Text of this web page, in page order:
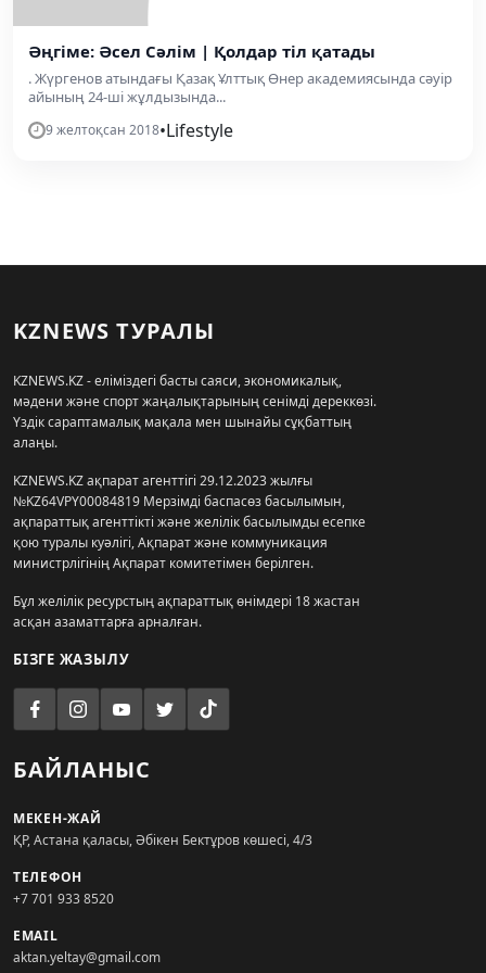
Әңгіме: Әсел Сәлім | Қолдар тіл қатады
. Жүргенов атындағы Қазақ Ұлттық Өнер академиясында сәуір
айының 24-ші жұлдызында...
9 желтоқсан 2018•Lifestyle
KZNEWS ТУРАЛЫ
KZNEWS.KZ - еліміздегі басты саяси, экономикалық,
мәдени және спорт жаңалықтарының сенімді дереккөзі.
Үздік сараптамалық мақала мен шынайы сұқбаттың
алаңы.
KZNEWS.KZ ақпарат агенттігі 29.12.2023 жылғы
№KZ64VPY00084819 Мерзімді баспасөз басылымын,
ақпараттық агенттікті және желілік басылымды есепке
қою туралы куәлігі, Ақпарат және коммуникация
министрлігінің Ақпарат комитетімен берілген.
Бұл желілік ресурстың ақпараттық өнімдері 18 жастан
асқан азаматтарға арналған.
БІЗГЕ ЖАЗЫЛУ
БАЙЛАНЫС
МЕКЕН-ЖАЙ
ҚР, Астана қаласы, Әбікен Бектұров көшесі, 4/3
ТЕЛЕФОН
+7 701 933 8520
EMAIL
aktan.yeltay@gmail.com